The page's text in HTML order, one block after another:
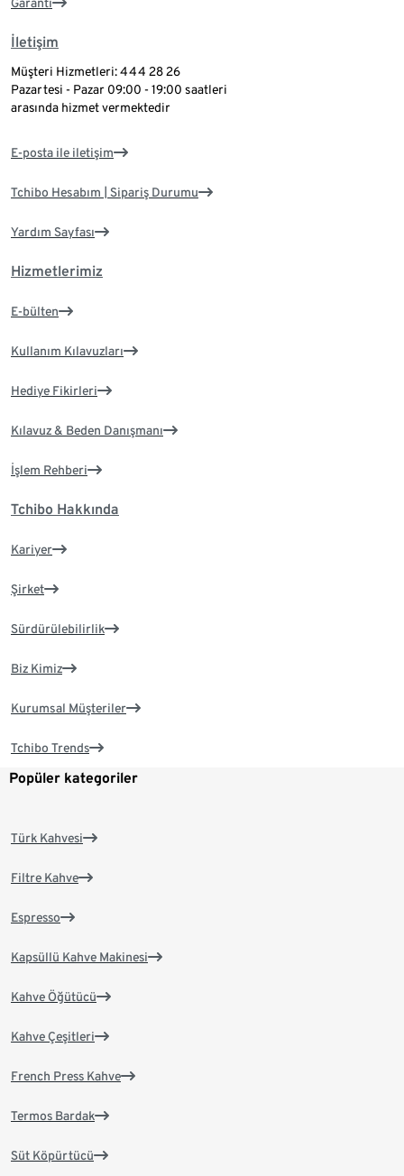
Garanti
İletişim
Müşteri Hizmetleri: 444 28 26
Pazartesi - Pazar 09:00 - 19:00 saatleri
arasında hizmet vermektedir
E-posta ile iletişim
Tchibo Hesabım | Sipariş Durumu
Yardım Sayfası
Hizmetlerimiz
E-bülten
Kullanım Kılavuzları
Hediye Fikirleri
Kılavuz & Beden Danışmanı
İşlem Rehberi
Tchibo Hakkında
Kariyer
Şirket
Sürdürülebilirlik
Biz Kimiz
Kurumsal Müşteriler
Tchibo Trends
Popüler kategoriler
Türk Kahvesi
Filtre Kahve
Espresso
Kapsüllü Kahve Makinesi
Kahve Öğütücü
Kahve Çeşitleri
French Press Kahve
Termos Bardak
Süt Köpürtücü